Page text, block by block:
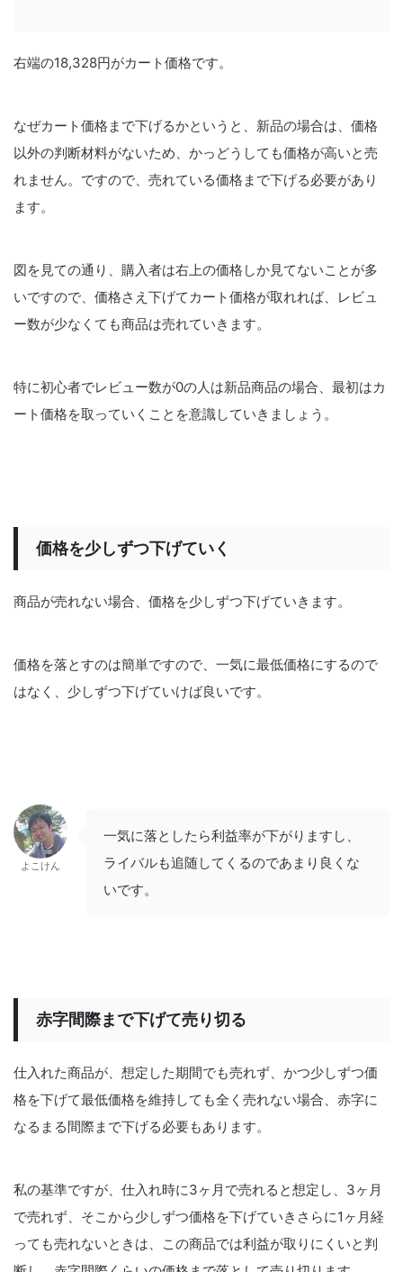
右端の18,328円がカート価格です。
なぜカート価格まで下げるかというと、新品の場合は、価格
以外の判断材料がないため、かっどうしても価格が高いと売
れません。ですので、売れている価格まで下げる必要があり
ます。
図を見ての通り、購入者は右上の価格しか見てないことが多
いですので、価格さえ下げてカート価格が取れれば、レビュ
ー数が少なくても商品は売れていきます。
特に初心者でレビュー数が0の人は新品商品の場合、最初はカ
ート価格を取っていくことを意識していきましょう。
価格を少しずつ下げていく
商品が売れない場合、価格を少しずつ下げていきます。
価格を落とすのは簡単ですので、一気に最低価格にするので
はなく、少しずつ下げていけば良いです。
よこけん
一気に落としたら利益率が下がりますし、
ライバルも追随してくるのであまり良くな
いです。
赤字間際まで下げて売り切る
仕入れた商品が、想定した期間でも売れず、かつ少しずつ価
格を下げて最低価格を維持しても全く売れない場合、赤字に
なるまる間際まで下げる必要もあります。
私の基準ですが、仕入れ時に3ヶ月で売れると想定し、3ヶ月
で売れず、そこから少しずつ価格を下げていきさらに1ヶ月経
っても売れないときは、この商品では利益が取りにくいと判